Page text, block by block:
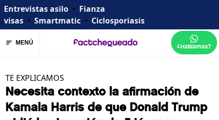
Entrevistas asilo • Fianza
visas • Smartmatic • Ciclosporiasis
MENÚ ¿Hablamos?
TE EXPLICAMOS
Necesita contexto la afirmación de
Kamala Harris de que Donald Trump